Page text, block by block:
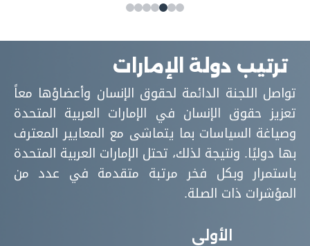
ترتيب دولة الإمارات
تواصل اللجنة الدائمة لحقوق الإنسان وأعضاؤها معاً
تعزيز حقوق الإنسان في الإمارات العربية المتحدة
وصياغة السياسات بما يتماشى مع المعايير المعترف
بها دوليًا. ونتيجة لذلك، تحتل الإمارات العربية المتحدة
باستمرار وبكل فخر مرتبة متقدمة في عدد من
المؤشرات ذات الصلة.
الأولى